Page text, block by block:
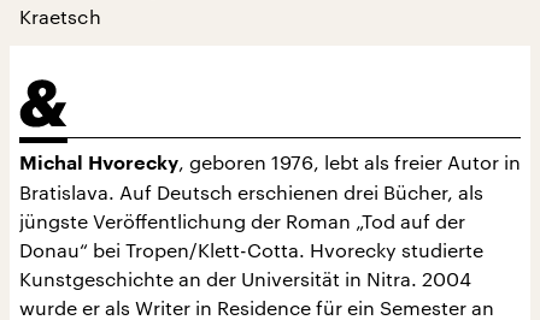
Kraetsch
Michal Hvorecky, geboren 1976, lebt als freier Autor in
Bratislava. Auf Deutsch erschienen drei Bücher, als
jüngste Veröffentlichung der Roman „Tod auf der
Donau“ bei Tropen/Klett-Cotta. Hvorecky studierte
Kunstgeschichte an der Universität in Nitra. 2004
wurde er als Writer in Residence für ein Semester an